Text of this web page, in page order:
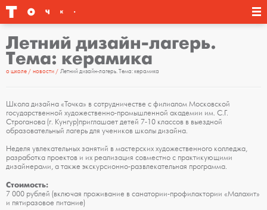
Летний дизайн-лагерь.
Тема: керамика
о школе новости Летний дизайн-лагерь. Тема: керамика
Школа дизайна «Точка» в сотрудничестве с филиалом Московской
государственной художественно-промышленной академии им. С.Г.
Строганова (г. Кунгур)приглашает детей 7-10 классов в выездной
образовательный лагерь для учеников школы дизайна.
Неделя увлекательных занятий в мастерских художественного колледжа,
разработка проектов и их реализация совместно с практикующими
дизайнерами, а также экскурсионно-развлекательная программа.
Стоимость:
7 000 рублей (включая проживание в санатории-профилактории «Малахит»
и пятиразовое питание)